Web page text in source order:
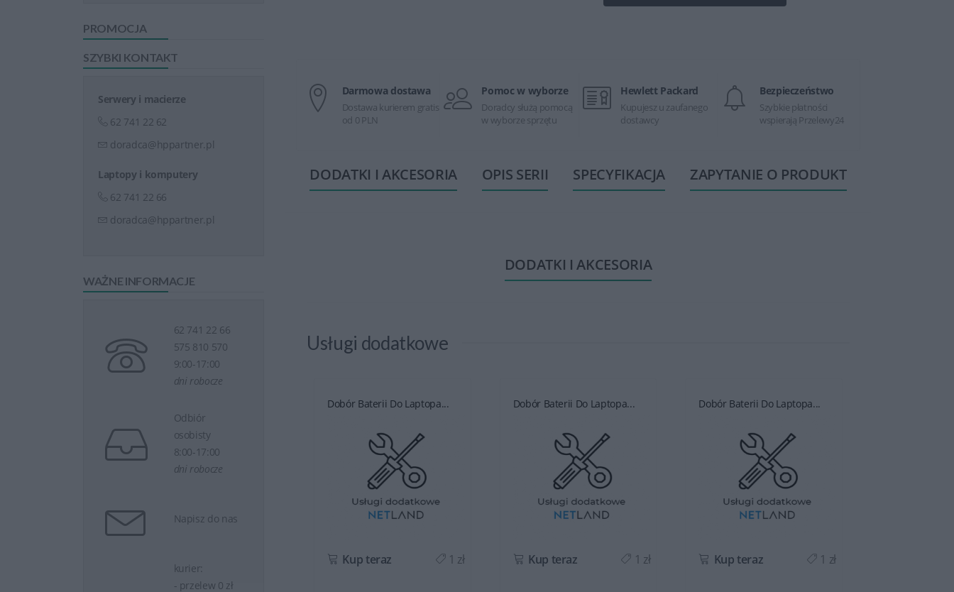
PROMOCJA
SZYBKI KONTAKT
Serwery i macierze
62 741 22 62
doradca@hppartner.pl
Laptopy i komputery
62 741 22 66
doradca@hppartner.pl
WAŻNE INFORMACJE
62 741 22 66
575 810 570
9:00-17:00
dni robocze
Odbiór
osobisty
8:00-17:00
dni robocze
Napisz do nas
kurier:
- przelew 0 zł
Darmowa dostawa
Dostawa kurierem gratis
od 0 PLN
Pomoc w wyborze
Doradcy służą pomocą
w wyborze sprzętu
Hewlett Packard
Kupujesz u zaufanego
dostawcy
Bezpieczeństwo
Szybkie płatności
wspierają Przelewy24
DODATKI I AKCESORIA OPIS SERII SPECYFIKACJA ZAPYTANIE O PRODUKT
DODATKI I AKCESORIA
Usługi dodatkowe
Dobór Baterii Do Laptopa...
Kup teraz 1 zł
Dobór Baterii Do Laptopa...
Kup teraz 1 zł
Dobór Baterii Do Laptopa...
Kup teraz 1 zł